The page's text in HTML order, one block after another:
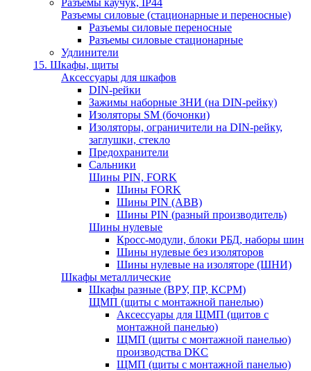
Разъемы каучук, IP44
Разъемы силовые (стационарные и переносные)
Разъемы силовые переносные
Разъемы силовые стационарные
Удлинители
15. Шкафы, щиты
Аксессуары для шкафов
DIN-рейки
Зажимы наборные ЗНИ (на DIN-рейку)
Изоляторы SM (бочонки)
Изоляторы, ограничители на DIN-рейку,
заглушки, стекло
Предохранители
Сальники
Шины PIN, FORK
Шины FORK
Шины PIN (АВВ)
Шины PIN (разный производитель)
Шины нулевые
Кросс-модули, блоки РБД, наборы шин
Шины нулевые без изоляторов
Шины нулевые на изоляторе (ШНИ)
Шкафы металлические
Шкафы разные (ВРУ, ПР, КСРМ)
ЩМП (щиты с монтажной панелью)
Аксессуары для ЩМП (щитов с
монтажной панелью)
ЩМП (щиты с монтажной панелью)
производства DKC
ЩМП (щиты с монтажной панелью)